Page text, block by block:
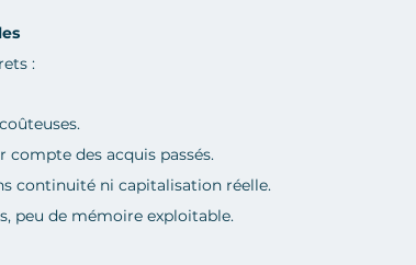
:
compte des acquis passés.
continuité ni capitalisation réelle.
peu de mémoire exploitable.